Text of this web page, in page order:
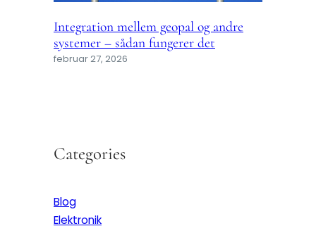
Integration mellem geopal og andre
systemer – sådan fungerer det
februar 27, 2026
Categories
Blog
Elektronik